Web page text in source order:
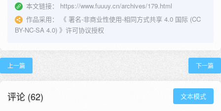
本文链接：
https://www.fuuuy.cn/archives/179.html
作品采用：
《 署名-非商业性使用-相同方式共享 4.0 国际 (CC
BY-NC-SA 4.0) 》许可协议授权
上一篇 下一篇
评论 (62) 文本模式